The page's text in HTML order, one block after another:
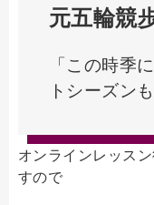
元五輪競
「この時季
トシーズン
オンラインレッス
すので